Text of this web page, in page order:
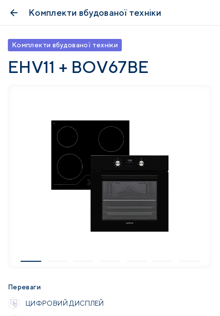
Комплекти вбудованої техніки
Комплекти вбудованої техніки
EHV11 + BOV67BE
Переваги
ЦИФРОВИЙ ДИСПЛЕЙ